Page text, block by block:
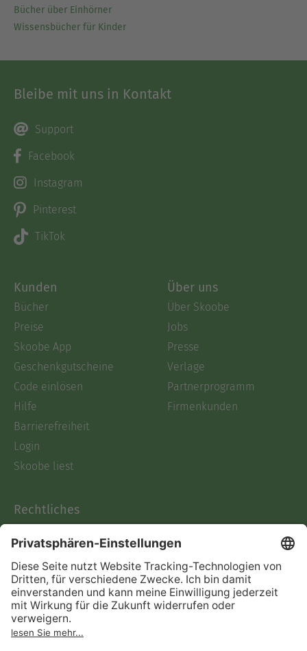
Bücher über Einhörner
Wissensbücher für Kinder
Bleibe mit uns in Kontakt
Support
Facebook
Instagram
Pinterest
TikTok
Kunden
Bücher
Preise
Skoobe App
Geschenkgutscheine
Code einlösen
Hilfe
Barrierefreiheit
Login
Skoobe liest
Über uns
Über Skoobe
Jobs
Presse
Verlage
Partnerprogramm
Firmenkunden
Rechtliches
AGB
Informationen nach Data
Act
Verträge hier kündigen
Impressum